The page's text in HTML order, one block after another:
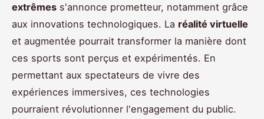
extrêmes s'annonce prometteur, notamment grâce
aux innovations technologiques. La réalité virtuelle
et augmentée pourrait transformer la manière dont
ces sports sont perçus et expérimentés. En
permettant aux spectateurs de vivre des
expériences immersives, ces technologies
pourraient révolutionner l'engagement du public.